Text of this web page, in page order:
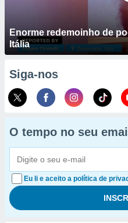
Enorme redemoinho de
Itália
Siga-nos
O tempo no seu email
Eu li e aceito a política de